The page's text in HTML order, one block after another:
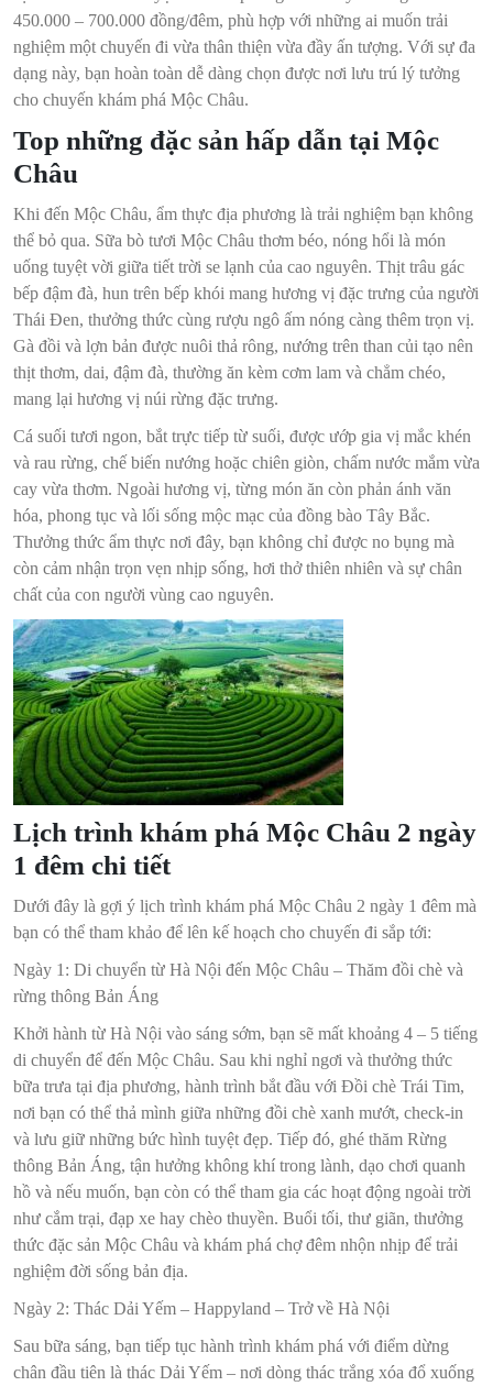
450.000 – 700.000 đồng/đêm, phù hợp với những ai muốn trải
nghiệm một chuyến đi vừa thân thiện vừa đầy ấn tượng. Với sự đa
dạng này, bạn hoàn toàn dễ dàng chọn được nơi lưu trú lý tưởng
cho chuyến khám phá Mộc Châu.
Top những đặc sản hấp dẫn tại Mộc
Châu
Khi đến Mộc Châu, ẩm thực địa phương là trải nghiệm bạn không
thể bỏ qua. Sữa bò tươi Mộc Châu thơm béo, nóng hổi là món
uống tuyệt vời giữa tiết trời se lạnh của cao nguyên. Thịt trâu gác
bếp đậm đà, hun trên bếp khói mang hương vị đặc trưng của người
Thái Đen, thưởng thức cùng rượu ngô ấm nóng càng thêm trọn vị.
Gà đồi và lợn bản được nuôi thả rông, nướng trên than củi tạo nên
thịt thơm, dai, đậm đà, thường ăn kèm cơm lam và chẳm chéo,
mang lại hương vị núi rừng đặc trưng.
Cá suối tươi ngon, bắt trực tiếp từ suối, được ướp gia vị mắc khén
và rau rừng, chế biến nướng hoặc chiên giòn, chấm nước mắm vừa
cay vừa thơm. Ngoài hương vị, từng món ăn còn phản ánh văn
hóa, phong tục và lối sống mộc mạc của đồng bào Tây Bắc.
Thưởng thức ẩm thực nơi đây, bạn không chỉ được no bụng mà
còn cảm nhận trọn vẹn nhịp sống, hơi thở thiên nhiên và sự chân
chất của con người vùng cao nguyên.
Lịch trình khám phá Mộc Châu 2 ngày
1 đêm chi tiết
Dưới đây là gợi ý lịch trình khám phá Mộc Châu 2 ngày 1 đêm mà
bạn có thể tham khảo để lên kế hoạch cho chuyến đi sắp tới:
Ngày 1: Di chuyển từ Hà Nội đến Mộc Châu – Thăm đồi chè và
rừng thông Bản Áng
Khởi hành từ Hà Nội vào sáng sớm, bạn sẽ mất khoảng 4 – 5 tiếng
di chuyển để đến Mộc Châu. Sau khi nghỉ ngơi và thưởng thức
bữa trưa tại địa phương, hành trình bắt đầu với Đồi chè Trái Tim,
nơi bạn có thể thả mình giữa những đồi chè xanh mướt, check-in
và lưu giữ những bức hình tuyệt đẹp. Tiếp đó, ghé thăm Rừng
thông Bản Áng, tận hưởng không khí trong lành, dạo chơi quanh
hồ và nếu muốn, bạn còn có thể tham gia các hoạt động ngoài trời
như cắm trại, đạp xe hay chèo thuyền. Buổi tối, thư giãn, thưởng
thức đặc sản Mộc Châu và khám phá chợ đêm nhộn nhịp để trải
nghiệm đời sống bản địa.
Ngày 2: Thác Dải Yếm – Happyland – Trở về Hà Nội
Sau bữa sáng, bạn tiếp tục hành trình khám phá với điểm dừng
chân đầu tiên là thác Dải Yếm – nơi dòng thác trắng xóa đổ xuống